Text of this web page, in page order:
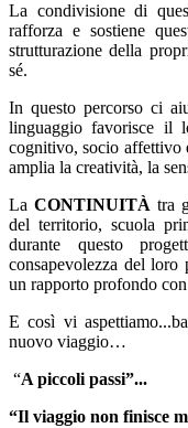
La condivisione di
rafforza e sostiene
strutturazione della
sé.
In questo percorso ci
linguaggio favorisce il
cognitivo, socio affettivo
amplia la creatività, la
LaCONTINUITÀ tra
del territorio, scuola
durante questo
consapevolezza del loro
un rapporto profondo
E così vi
nuovo viaggio…
“A piccoli passi”...
“Il viaggio non finisce